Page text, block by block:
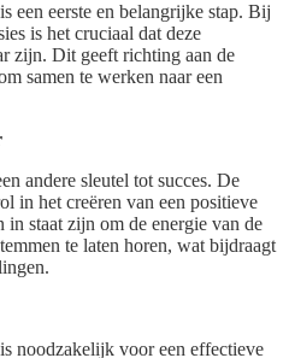
een eerste en belangrijke stap. Bij
is het cruciaal dat deze
zijn. Dit geeft richting aan de
samen te werken naar een
andere sleutel tot succes. De
in het creëren van een positieve
staat zijn om de energie van de
te laten horen, wat bijdraagt
noodzakelijk voor een effectieve